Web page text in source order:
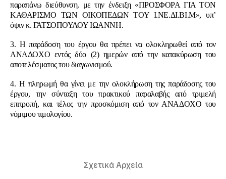
παραπάνω διεύθυνση. με την ένδειξη «ΠΡΟΣΦΟΡΑ ΓΙΑ ΤΟΝ
ΚΑΘΑΡΙΣΜΟ ΤΩΝ ΟΙΚΟΠΕΔΩΝ ΤΟΥ Ι.ΝΕ.ΔΙ.ΒΙ.Μ», υπ’
όψιν κ. ΓΑΤΣΟΠΟΥΛΟΥ ΙΩΑΝΝΗ.
3. Η παράδοση του έργου θα πρέπει να ολοκληρωθεί από τον
ΑΝΑΔΟΧΟ εντός δύο (2) ημερών από την κατακύρωση του
αποτελέσματος του διαγωνισμού.
4. Η πληρωμή θα γίνει με την ολοκλήρωση της παράδοσης του
έργου, την σύνταξη του πρακτικού παραλαβής από τριμελή
επιτροπή, και τέλος την προσκόμιση από τον ΑΝΑΔΟΧΟ του
νόμιμου τιμολογίου.
Σχετικά Αρχεία